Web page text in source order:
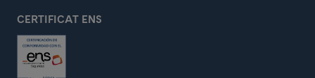
CERTIFICAT ENS